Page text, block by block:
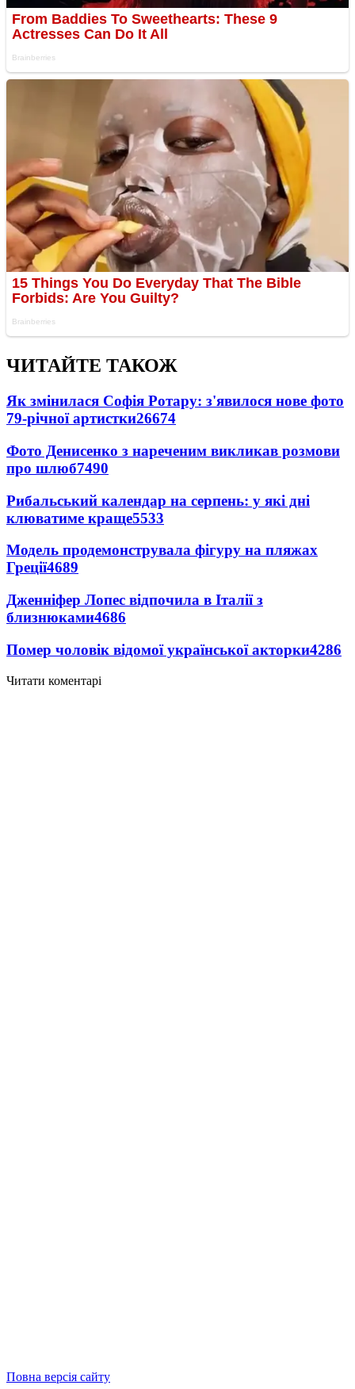
ЧИТАЙТЕ ТАКОЖ
Як змінилася Софія Ротару: з'явилося нове фото
79-річної артистки26674
Фото Денисенко з нареченим викликав розмови
про шлюб7490
Рибальський календар на серпень: у які дні
клюватиме краще5533
Модель продемонструвала фігуру на пляжах
Греції4689
Дженніфер Лопес відпочила в Італії з
близнюками4686
Помер чоловік відомої української акторки4286
Читати коментарі
Повна версія сайту